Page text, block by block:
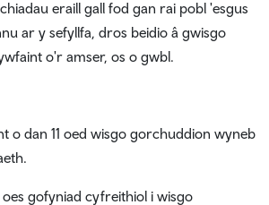
eraill gall fod gan rai pobl 'esgus
ar y sefyllfa, dros beidio â gwisgo
o'r amser, os o gwbl.
o dan 11 oed wisgo gorchuddion wyneb
gofyniad cyfreithiol i wisgo